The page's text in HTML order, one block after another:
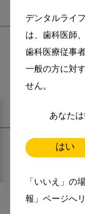
デンタルライ
は、歯科医師
歯科医療従事
一般の方に対
せん。
あなた
はい
「いいえ」の
報」ページへ
関連記事
2024・11